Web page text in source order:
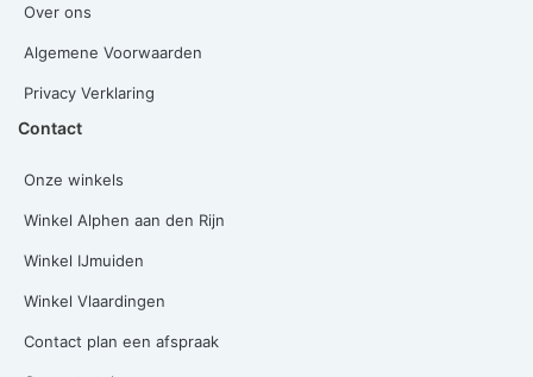
Over ons
Algemene Voorwaarden
Privacy Verklaring
Contact
Onze winkels
Winkel Alphen aan den Rijn
Winkel IJmuiden
Winkel Vlaardingen
Contact plan een afspraak